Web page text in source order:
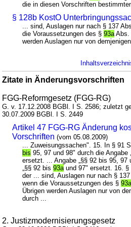
die in diesen Vorschriften
§ 128b KostO
... sind, Auslagen nur nach § 137
die Voraussetzungen des §93a Abs.
werden Auslagen nur von
Zitate in Änderungsvorschriften
FGG-Reformgesetz (FGG-RG)
G. v. 17.12.2008 BGBl. I S. 2586; zuletzt
30.07.2009 BGBl. I S. 2449
Artikel 47 FGG-RG Änderung
Vorschriften (vom 05.08.2009)
... Zuweisungssachen". 15. In § 91
bis 95, 97 und 98" durch die Angabe
ersetzt. ... Angabe „§§ 92 bis 95, 97
„§§ 92 bis93a und 97" ersetzt. 16. §
der ... sind, Auslagen nur nach §
wenn die Voraussetzungen des §93a
Übrigen werden Auslagen nur von
durch ...
2. Justizmodernisierungsgesetz